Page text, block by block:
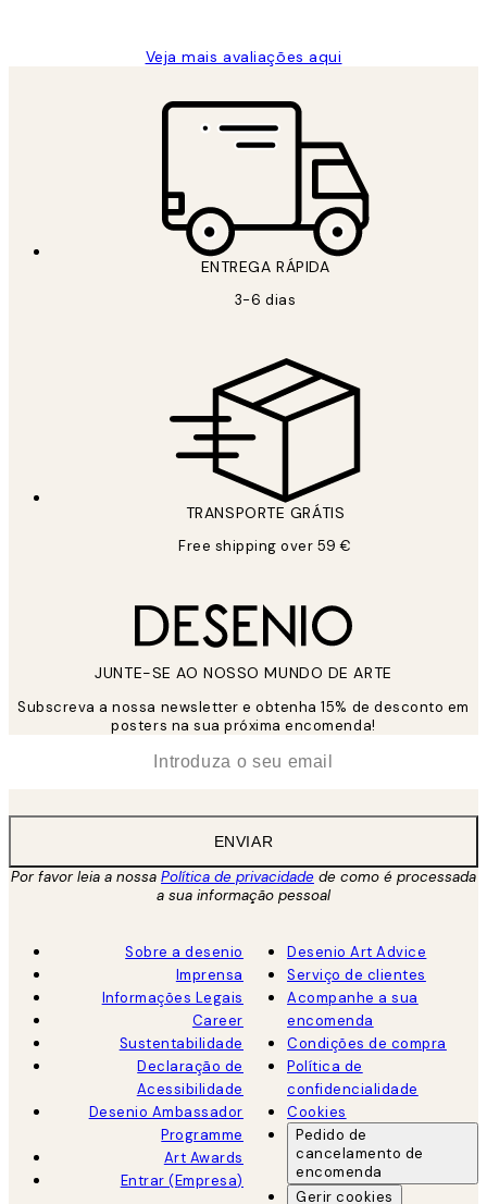
Veja mais avaliações aqui
ENTREGA RÁPIDA
3-6 dias
TRANSPORTE GRÁTIS
Free shipping over 59 €
JUNTE-SE AO NOSSO MUNDO DE ARTE
Subscreva a nossa newsletter e obtenha 15% de desconto em
posters na sua próxima encomenda!
ENVIAR
Por favor leia a nossa Política de privacidade de como é processada
a sua informação pessoal
Sobre a desenio
Imprensa
Informações Legais
Career
Sustentabilidade
Declaração de
Acessibilidade
Desenio Ambassador
Programme
Art Awards
Entrar (Empresa)
Desenio Art Advice
Serviço de clientes
Acompanhe a sua
encomenda
Condições de compra
Política de
confidencialidade
Cookies
Pedido de
cancelamento de
encomenda
Gerir cookies